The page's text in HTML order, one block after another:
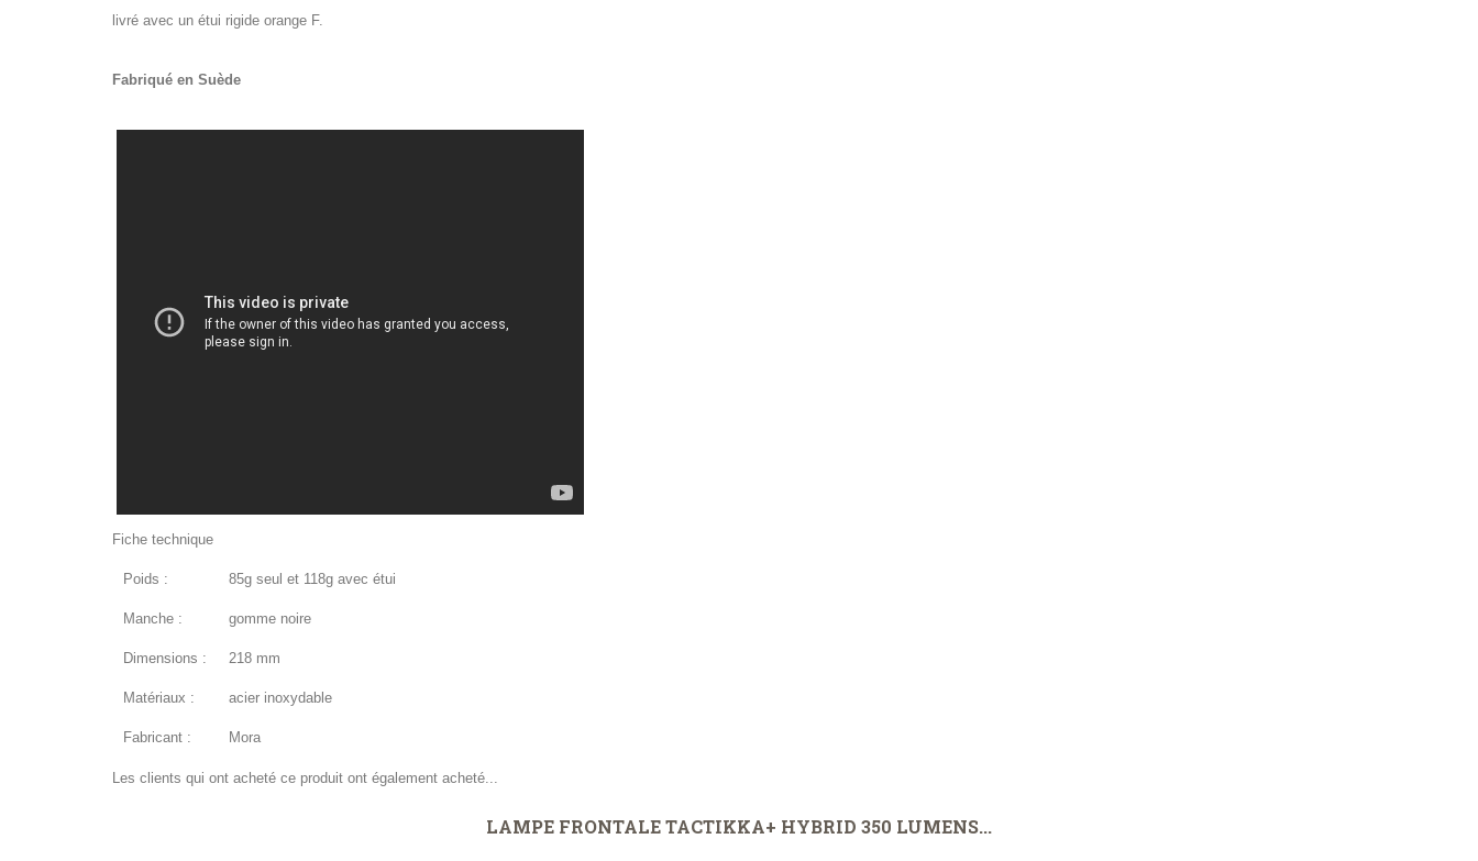
livré avec un étui rigide orange F.
Fabriqué en Suède
Fiche technique
Poids : 85g seul et 118g avec étui
Manche : gomme noire
Dimensions : 218 mm
Matériaux : acier inoxydable
Fabricant : Mora
Les clients qui ont acheté ce produit ont également acheté...
LAMPE FRONTALE TACTIKKA+ HYBRID 350 LUMENS...